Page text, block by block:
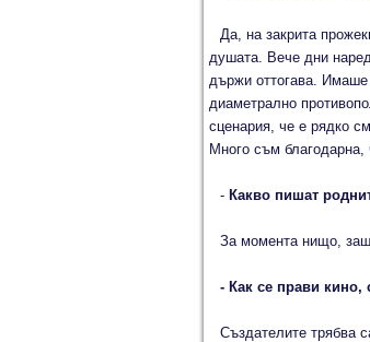
Да, на закрита
душата. Вече дни
държи оттогава. Имаше
диаметрално
сценария, че е рядко
Много съм благодарна,
- Какво пишат
За момента нищо,
- Как се прави кино,
Създателите трябва